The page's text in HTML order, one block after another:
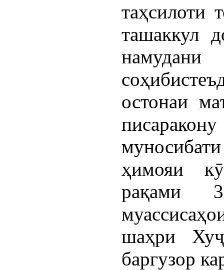
таҳсилоти
ташаккул
остонаи
ҳимояи
рақами
шаҳри
баргузор